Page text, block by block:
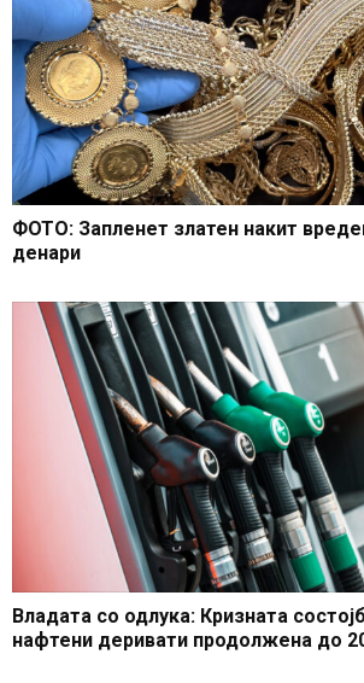
ФОТО: Запленет златен накит
денари
Владата со одлука: Кризната
нафтени деривати продолжена до